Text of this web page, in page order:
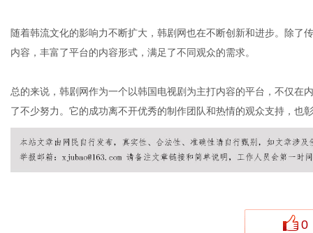
随着韩流文化的影响力不断扩大，韩剧网也在不断创新和进步。除了
内容，丰富了平台的内容形式，满足了不同观众的需求。
总的来说，韩剧网作为一个以韩国电视剧为主打内容的平台，不仅在
了不少努力。它的成功离不开优秀的制作团队和热情的观众支持，也
0